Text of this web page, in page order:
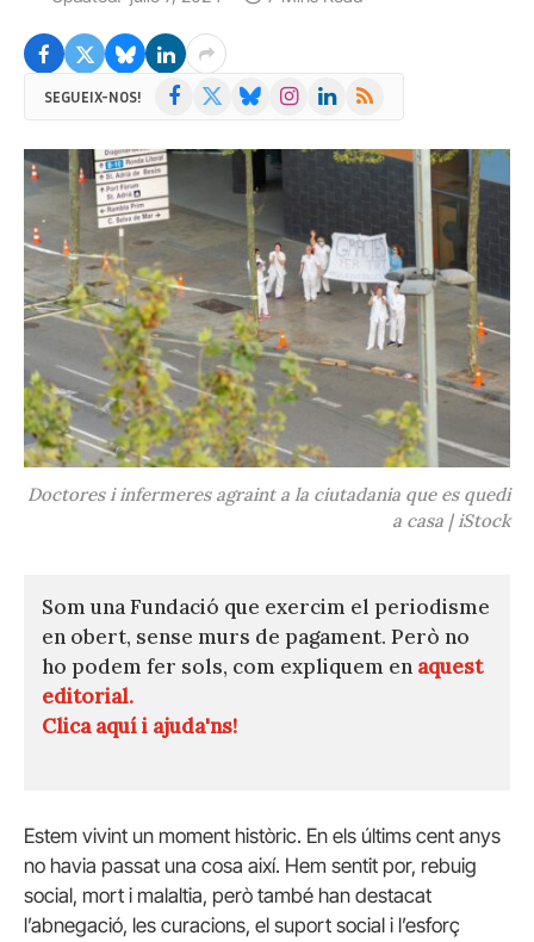
SEGUEIX-NOS! Facebook BlueskyInstagramLinkedIn
RSS
Doctores i infermeres agraint a la ciutadania que es quedi
a casa | iStock
Som una Fundació que exercim el periodisme
en obert, sense murs de pagament. Però no
ho podem fer sols, com expliquem en aquest
editorial.
Clica aquí i ajuda'ns!
Estem vivint un moment històric. En els últims cent anys
no havia passat una cosa així. Hem sentit por, rebuig
social, mort i malaltia, però també han destacat
l’abnegació, les curacions, el suport social i l’esforç